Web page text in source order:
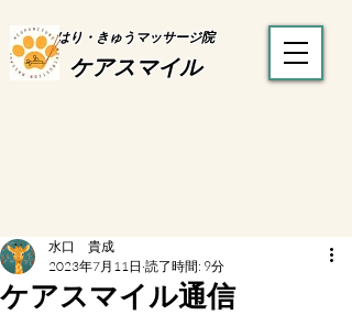
はり・きゅうマッサージ院
ケアスマイル
ケアスマイル通信
水口 貴成
2023年7月11日 読了時間: 9分